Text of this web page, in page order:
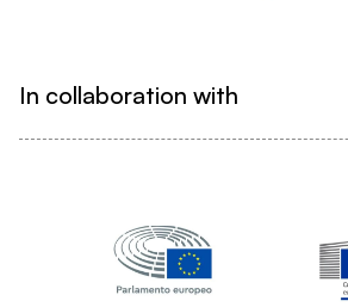
In collaboration with